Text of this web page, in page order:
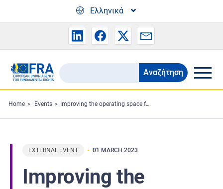
Ελληνικά
Search
the
FRA
website
Αναζήτηση
Home Events Improving the operating space for civil society
EXTERNAL EVENT 01 MARCH 2023
Improving the